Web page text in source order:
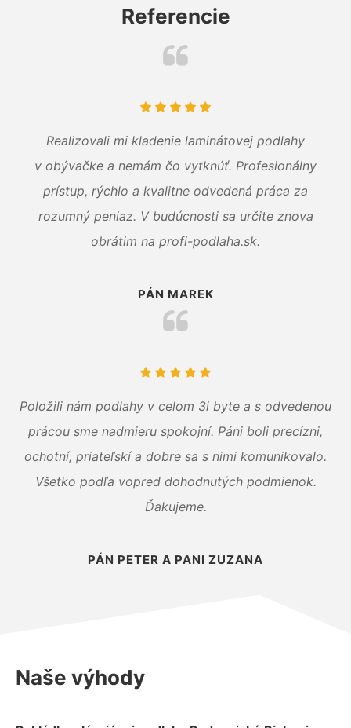
Referencie
Realizovali mi kladenie laminátovej podlahy
v obývačke a nemám čo vytknúť. Profesionálny
prístup, rýchlo a kvalitne odvedená práca za
rozumný peniaz. V budúcnosti sa určite znova
obrátim na profi-podlaha.sk.
PÁN MAREK
Položili nám podlahy v celom 3i byte a s odvedenou
prácou sme nadmieru spokojní. Páni boli precízni,
ochotní, priateľskí a dobre sa s nimi komunikovalo.
Všetko podľa vopred dohodnutých podmienok.
Ďakujeme.
PÁN PETER A PANI ZUZANA
Naše výhody